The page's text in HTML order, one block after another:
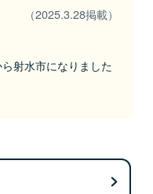
（2025.3.28掲載）
射水市になりました